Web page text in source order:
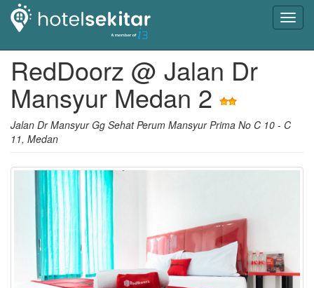
RedDoorz @ Jalan Dr
Mansyur Medan 2
Jalan Dr Mansyur Gg Sehat Perum Mansyur Prima No C 10 - C
11, Medan